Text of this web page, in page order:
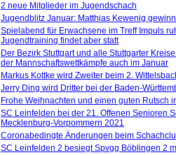
2 neue Mitglieder im Jugendschach
Jugendblitz Januar: Matthias Kewenig
Spielabend für Erwachsene im Treff Impuls
Jugendtraining findet aber statt
Der Bezirk Stuttgart und alle Stuttgarter
der Mannschaftswettkämpfe auch im Januar
Markus Kottke wird Zweiter beim 2.
Jerry Ding wird Dritter bei der Baden-
Frohe Weihnachten und einen guten Rutsch
SC Leinfelden bei der 21. Offenen Senioren
Mecklenburg-Vorpommern 2021
Coronabedingte Änderungen beim
SC Leinfelden 2 besiegt Spvgg Böblingen 2